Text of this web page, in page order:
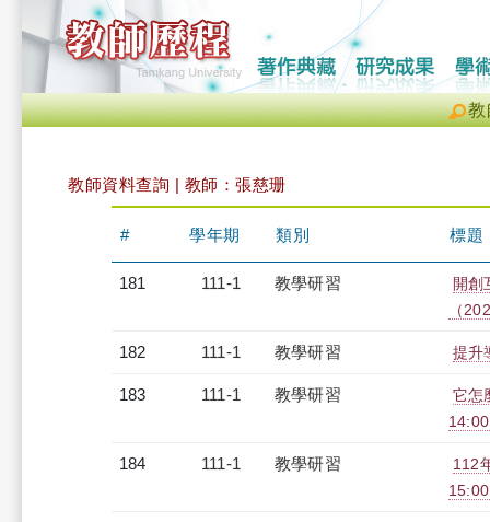
教
教師資料查詢 | 教師：張慈珊
# 學年期 類別 標題
181 111-1 教學研習
開創
（
182 111-1 教學研習 提升
183 111-1 教學研習
它怎
184 111-1 教學研習
112